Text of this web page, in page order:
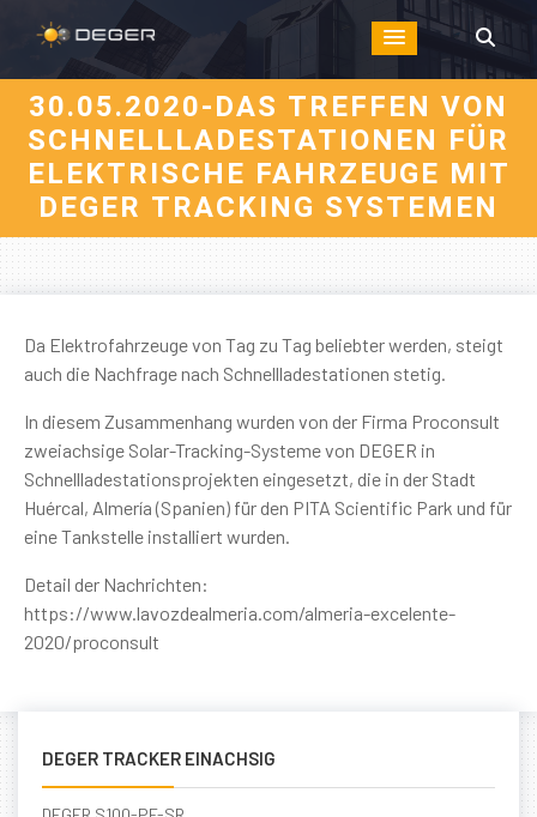
30.05.2020-DAS TREFFEN VON
SCHNELLLADESTATIONEN FÜR
ELEKTRISCHE FAHRZEUGE MIT
DEGER TRACKING SYSTEMEN
Da Elektrofahrzeuge von Tag zu Tag beliebter werden, steigt
auch die Nachfrage nach Schnellladestationen stetig.
In diesem Zusammenhang wurden von der Firma Proconsult
zweiachsige Solar-Tracking-Systeme von DEGER in
Schnellladestationsprojekten eingesetzt, die in der Stadt
Huércal, Almería (Spanien) für den PITA Scientific Park und für
eine Tankstelle installiert wurden.
Detail der Nachrichten:
https://www.lavozdealmeria.com/almeria-excelente-
2020/proconsult
DEGER TRACKER EINACHSIG